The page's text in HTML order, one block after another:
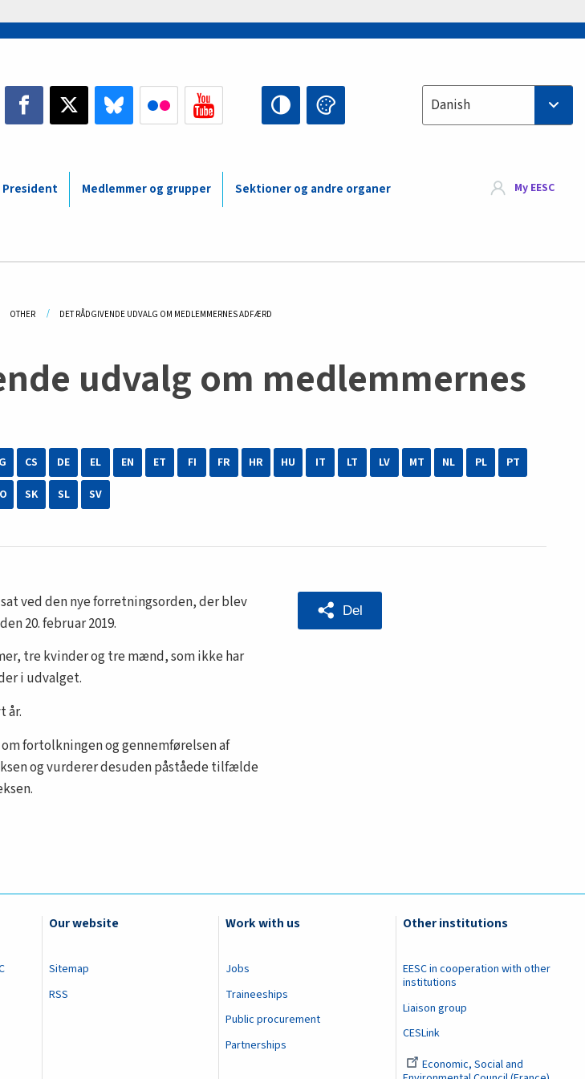
Select your language
Danish
President Medlemmer og grupper Sektioner og andre organer My EESC
OTHER CURRENT:
DET RÅDGIVENDE UDVALG OM MEDLEMMERNES ADFÆRD
udvalg om medlemmernes
CS DE EL EN ET FI FR HR HU IT LT LV MT NL PL
PT
SK SL SV
ved den nye forretningsorden, der blev
20. februar 2019.
tre kvinder og tre mænd, som ikke har
i udvalget.
år.
fortolkningen og gennemførelsen af
og vurderer desuden påståede tilfælde
Del
Our website
Sitemap
RSS
Work with us
Jobs
Traineeships
Public procurement
Partnerships
Other institutions
EESC in cooperation with other
institutions
Liaison group
CESLink
Economic, Social and